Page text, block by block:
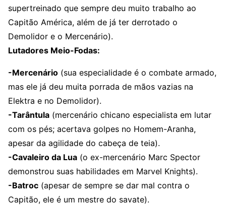
supertreinado que sempre deu muito trabalho ao
Capitão América, além de já ter derrotado o
Demolidor e o Mercenário).
Lutadores Meio-Fodas:
-Mercenário (sua especialidade é o combate armado,
mas ele já deu muita porrada de mãos vazias na
Elektra e no Demolidor).
-Tarântula (mercenário chicano especialista em lutar
com os pés; acertava golpes no Homem-Aranha,
apesar da agilidade do cabeça de teia).
-Cavaleiro da Lua (o ex-mercenário Marc Spector
demonstrou suas habilidades em Marvel Knights).
-Batroc (apesar de sempre se dar mal contra o
Capitão, ele é um mestre do savate).